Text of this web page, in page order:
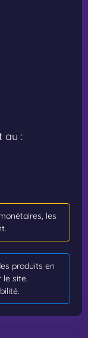
au :
les
produits en
le site.